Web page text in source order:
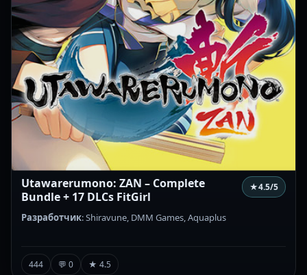
Utawarerumono: ZAN – Complete
Bundle + 17 DLCs FitGirl
★4.5/5
Разработчик: Shiravune, DMM Games, Aquaplus
444 💬 0 ★ 4.5